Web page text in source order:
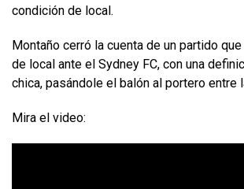
condición de local.
Montaño cerró la cuenta de un partido
de local ante el Sydney FC, con una
chica, pasándole el balón al portero entre
Mira el video: